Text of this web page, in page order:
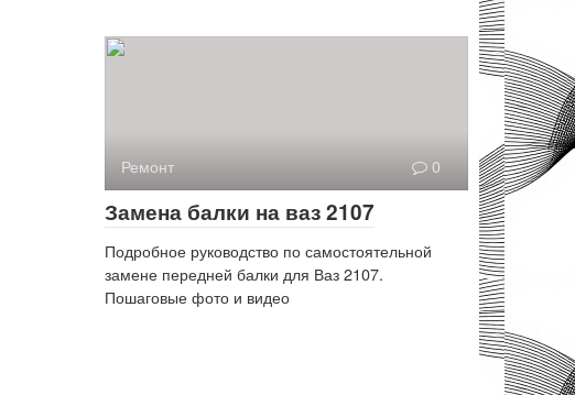
Ремонт 0
Замена балки на ваз 2107
Подробное руководство по самостоятельной
замене передней балки для Ваз 2107.
Пошаговые фото и видео